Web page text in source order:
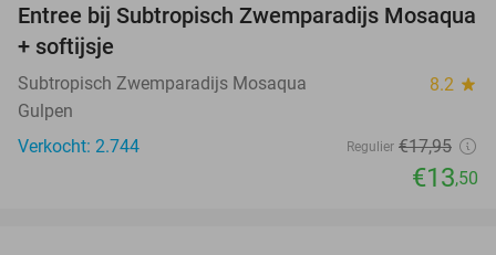
25%
Entree bij Subtropisch Zwemparadijs Mosaqua
+ softijsje
Subtropisch Zwemparadijs Mosaqua 8.2 star
Gulpen
Verkocht: 2.744
Regulier €17,95
€13,50